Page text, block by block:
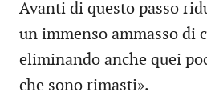
Avanti di questo passo
un immenso ammasso di
eliminando anche quei
che sono rimasti».